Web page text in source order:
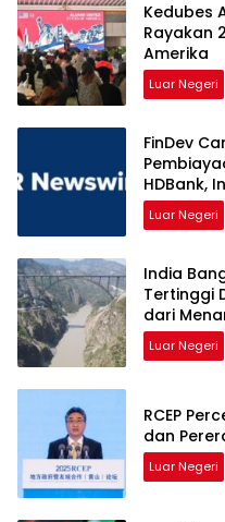
Kedubes
Rayakan
Amerika
Luar Negeri
FinDev
HDBank,
Luar Negeri
India
Tertinggi
dari
Luar Negeri
RCEP
dan
Luar Negeri